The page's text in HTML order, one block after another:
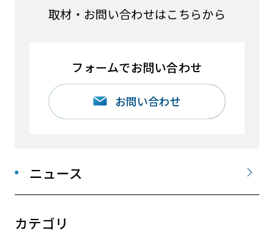
ニュース
カテゴリ
取材・お問い合わせはこちらから
フォームでお問い合わせ
お問い合わせ